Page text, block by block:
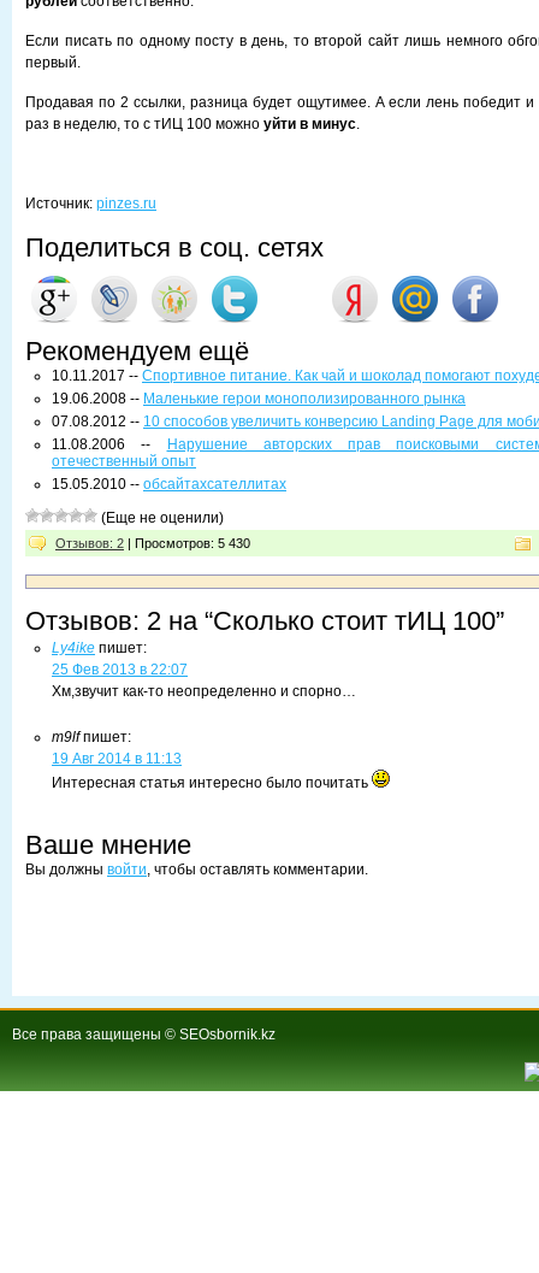
Если писать по одному посту в день, то второй сайт лишь немного
первый.
Продавая по 2 ссылки, разница будет ощутимее. А если лень победит и
раз в неделю, то с тИЦ 100 можно уйти в минус.
Источник: pinzes.ru
Поделиться в соц. сетях
Рекомендуем ещё
10.11.2017 -- Спортивное питание. Как чай и шоколад помогают
19.06.2008 -- Маленькие герои монополизированного рынка
07.08.2012 -- 10 способов увеличить конверсию Landing Page для
11.08.2006 --
Нарушение авторских прав поисковыми
отечественный опыт
15.05.2010 -- обсайтахсателлитах
(Еще не оценили)
Отзывов: 2 | Просмотров: 5 430
Отзывов: 2 на “Сколько стоит тИЦ 100”
Ly4ike пишет:
25 Фев 2013 в 22:07
Хм,звучит как-то неопределенно и спорно…
m9lfпишет:
19 Авг 2014 в 11:13
Интересная статья интересно было почитать
Ваше мнение
Вы должны войти, чтобы оставлять комментарии.
Все права защищены © SEOsbornik.kz